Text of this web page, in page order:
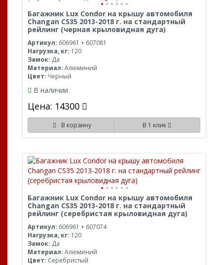
Багажник Lux Condor на крышу автомобиля
Changan CS35 2013-2018 г. на стандартный
рейлинг (черная крыловидная дуга)
Артикул: 606961 + 607081
Нагрузка, кг: 120
Замок: Да
Материал: Алюминий
Цвет: Черный
В наличии
Цена: 14300
В корзину В 1 клик
Багажник Lux Condor на крышу автомобиля
Changan CS35 2013-2018 г. на стандартный
рейлинг (серебристая крыловидная дуга)
Артикул: 606961 + 607074
Нагрузка, кг: 120
Замок: Да
Материал: Алюминий
Цвет: Серебристый